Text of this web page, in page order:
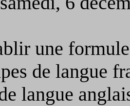
une formule
de langue
langue